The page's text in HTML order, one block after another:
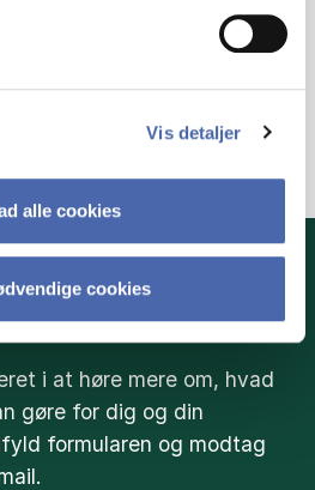
Vis detaljer
alle cookies
cookies
på Master i Skat.
HER
i at høre mere om, hvad
gøre for dig og din
formularen og modtag